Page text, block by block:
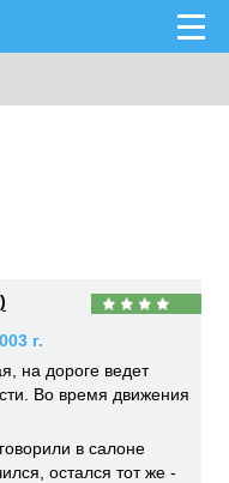
г.
на дороге ведет
Во время движения
в салоне
остался тот же -